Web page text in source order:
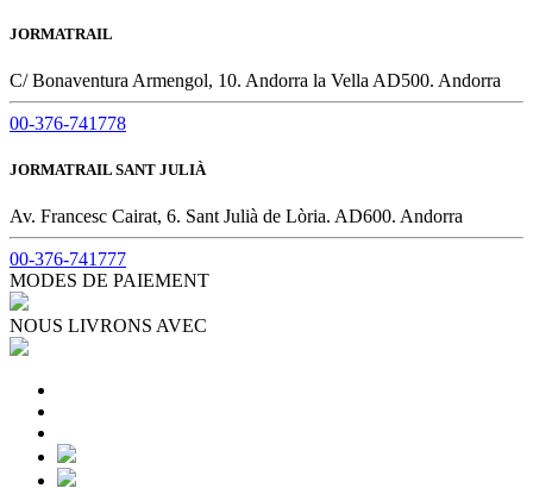
JORMATRAIL
C/ Bonaventura Armengol, 10. Andorra la Vella AD500. Andorra
00-376-741778
JORMATRAIL SANT JULIÀ
Av. Francesc Cairat, 6. Sant Julià de Lòria. AD600. Andorra
00-376-741777
MODES DE PAIEMENT
NOUS LIVRONS AVEC